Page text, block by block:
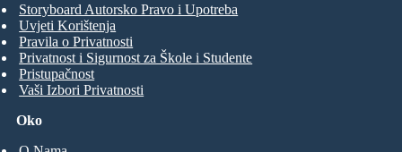
Oko
Storyboard Autorsko Pravo i Upotreba
Uvjeti Korištenja
Pravila o Privatnosti
Privatnost i Sigurnost za Škole i Studente
Pristupačnost
Vaši Izbori Privatnosti